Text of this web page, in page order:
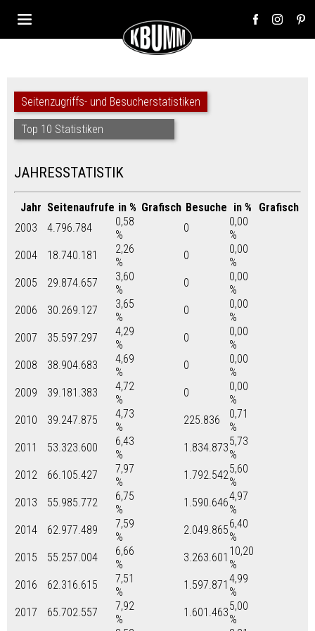
Seitenzugriffs- und Besucherstatistiken
Top 10 Statistiken
JAHRESSTATISTIK
Jahr Seitenaufrufe in % Grafisch Besuche in %
Grafisch
2003
4.796.784
0,58
%
0
0,00
%
2004
18.740.181
2,26
%
0
0,00
%
2005
29.874.657
3,60
%
0
0,00
%
2006
30.269.127
3,65
%
0
0,00
%
2007
35.597.297
4,29
%
0
0,00
%
2008
38.904.683
4,69
%
0
0,00
%
2009
39.181.383
4,72
%
0
0,00
%
2010
39.247.875
4,73
%
225.836
0,71
%
2011
53.323.600
6,43
%
1.834.8735,73
%
2012
66.105.427
7,97
%
1.792.5425,60
%
2013
55.985.772
6,75
%
1.590.6464,97
%
2014
62.977.489
7,59
%
2.049.8656,40
%
2015
55.257.004
6,66
%
3.263.601 10,20
%
2016
62.316.615
7,51
%
1.597.871 4,99
%
2017
65.702.557
7,92
%
1.601.4635,00
%